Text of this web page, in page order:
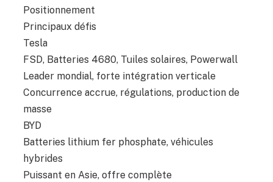
Positionnement
Principaux défis
Tesla
FSD, Batteries 4680, Tuiles solaires, Powerwall
Leader mondial, forte intégration verticale
Concurrence accrue, régulations, production de
masse
BYD
Batteries lithium fer phosphate, véhicules
hybrides
Puissant en Asie, offre complète